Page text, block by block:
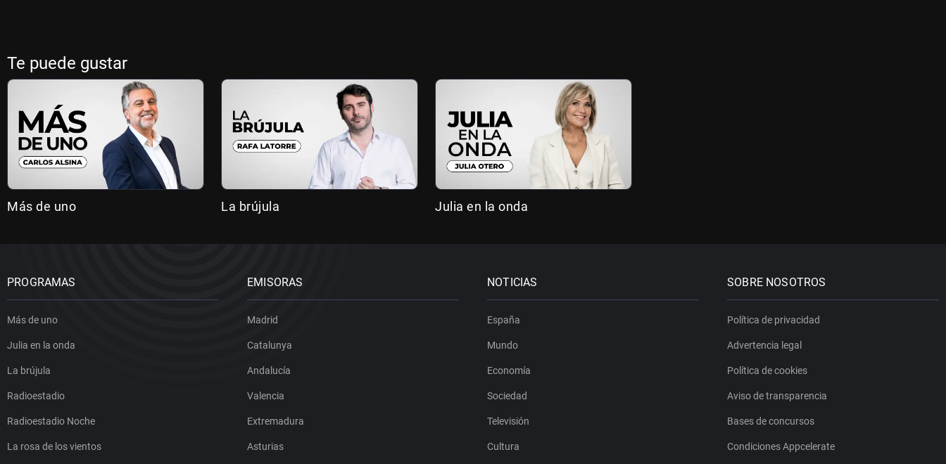
Te puede gustar
Más de uno La brújula Julia en la onda
PROGRAMAS
Más de uno
Julia en la onda
La brújula
Radioestadio
Radioestadio Noche
La rosa de los vientos
EMISORAS
Madrid
Catalunya
Andalucía
Valencia
Extremadura
Asturias
NOTICIAS
España
Mundo
Economía
Sociedad
Televisión
Cultura
SOBRE NOSOTROS
Política de privacidad
Advertencia legal
Política de cookies
Aviso de transparencia
Bases de concursos
Condiciones Appcelerate